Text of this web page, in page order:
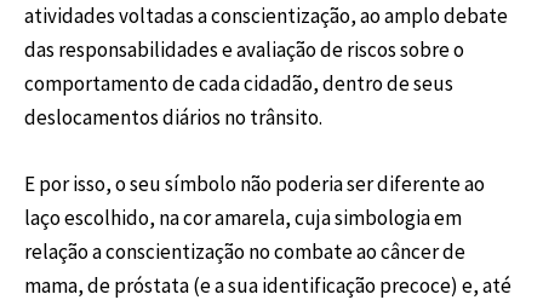
atividades voltadas a conscientização, ao amplo debate
das responsabilidades e avaliação de riscos sobre o
comportamento de cada cidadão, dentro de seus
deslocamentos diários no trânsito.
E por isso, o seu símbolo não poderia ser diferente ao
laço escolhido, na cor amarela, cuja simbologia em
relação a conscientização no combate ao câncer de
mama, de próstata (e a sua identificação precoce) e, até